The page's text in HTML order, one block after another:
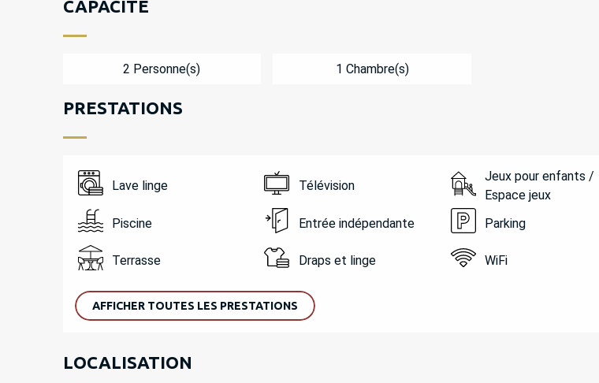
CAPACITÉ
2 Personne(s) 1 Chambre(s)
PRESTATIONS
Lave linge Télévision
Jeux pour enfants /
Espace jeux
Piscine
Entrée indépendante Parking
Terrasse Draps et linge WiFi
AFFICHER TOUTES LES PRESTATIONS
LOCALISATION